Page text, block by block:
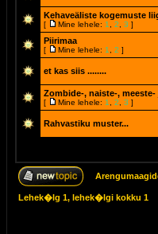
Kehaveäliste kogemuste
[ Mine lehele: 1 2 3 ]
Piirimaa
[ Mine lehele: 1 2 ]
et kas siis ........
Zombide-, naiste-,
[ Mine lehele: 1 2 3 ]
Rahvastiku muster...
Lehek�lg 1, lehek�lgi kokku 1